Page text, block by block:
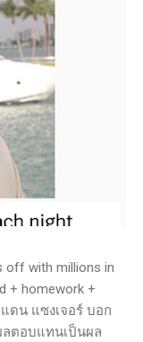
off with millions in
+ homework +
แดน แซงเจอร์ บอก
ลตอบแทนเป็นผล